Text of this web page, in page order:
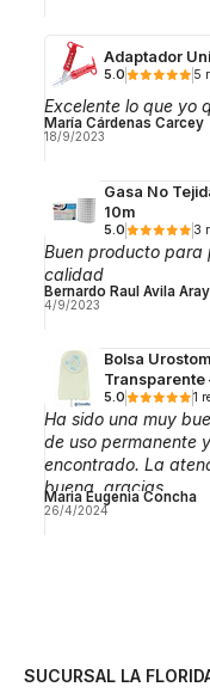
Adaptador
5.0
Excelente lo que yo
María Cárdenas Carcey
18/9/2023
Gasa No
10m
5.0
Buen producto para
calidad
Bernardo Raul Avila
4/9/2023
Bolsa
5.0
Ha sido una muy
de uso permanente
encontrado. La
buena, gracias.
Maria Eugenia Concha
26/4/2024
SUCURSAL LA